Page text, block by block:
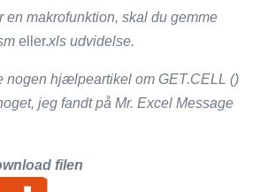
makrofunktion, skal du gemme
eller.xls udvidelse.
nogen hjælpeartikel om GET.CELL ()
jeg fandt på Mr. Excel Message
filen